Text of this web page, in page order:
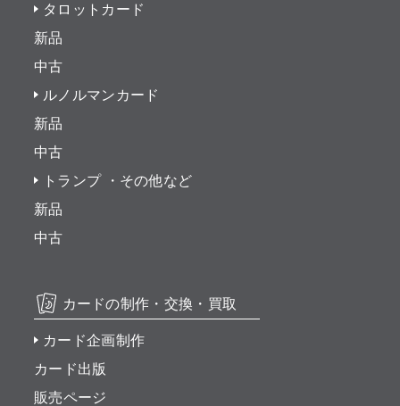
タロットカード
新品
中古
ルノルマンカード
新品
中古
トランプ ・その他など
新品
中古
カードの制作・交換・買取
カード企画制作
カード出版
販売ページ